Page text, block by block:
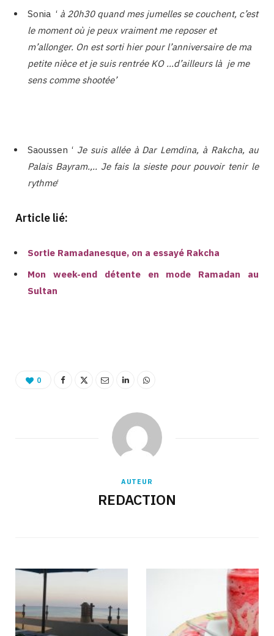
Sonia ‘ à 20h30 quand mes jumelles se couchent, c’est
le moment où je peux vraiment me reposer et
m’allonger. On est sorti hier pour l’anniversaire de ma
petite nièce et je suis rentrée KO …d’ailleurs là je me
sens comme shootée’
Saoussen ‘ Je suis allée à Dar Lemdina, à Rakcha, au
Palais Bayram.,.. Je fais la sieste pour pouvoir tenir le
rythme‘
Article lié:
Sortie Ramadanesque, on a essayé Rakcha
Mon week-end détente en mode Ramadan au
Sultan
0
AUTEUR
REDACTION